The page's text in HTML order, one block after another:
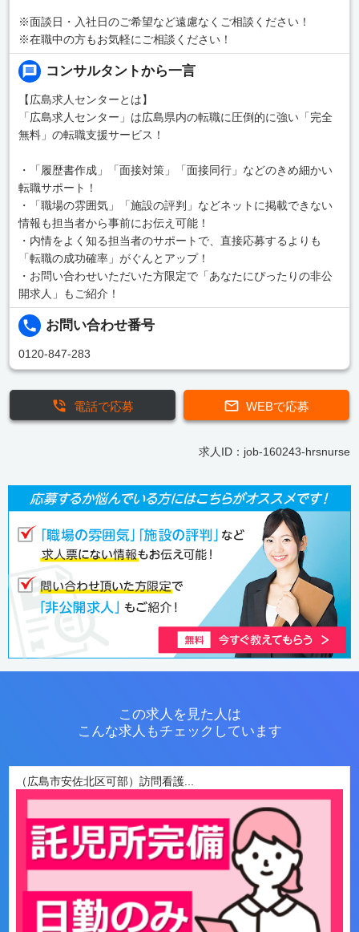
※面談日・入社日のご希望など遠慮なくご相談ください！
※在職中の方もお気軽にご相談ください！
コンサルタントから一言
【広島求人センターとは】
「広島求人センター」は広島県内の転職に圧倒的に強い「完全
無料」の転職支援サービス！
・「履歴書作成」「面接対策」「面接同行」などのきめ細かい
転職サポート！
・「職場の雰囲気」「施設の評判」などネットに掲載できない
情報も担当者から事前にお伝え可能！
・内情をよく知る担当者のサポートで、直接応募するよりも
「転職の成功確率」がぐんとアップ！
・お問い合わせいただいた方限定で「あなたにぴったりの非公
開求人」もご紹介！
お問い合わせ番号
0120-847-283
WEBで応募
電話で応募
求人ID：job-160243-hrsnurse
この求人を見た人は
こんな求人もチェックしています
（広島市安佐北区可部）訪問看護...